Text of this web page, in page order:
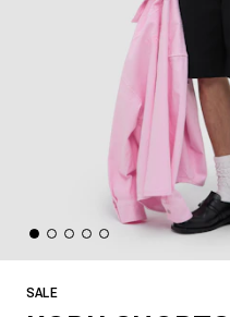
SALE